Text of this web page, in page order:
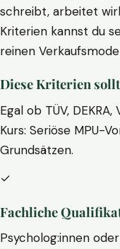
schreibt, arbeitet
Kriterien kannst du
reinen
Diese Kriterien
Egal ob TÜV,
Kurs: Seriöse MPU-
Grundsätzen.
✓
Fachliche
Psycholog:innen